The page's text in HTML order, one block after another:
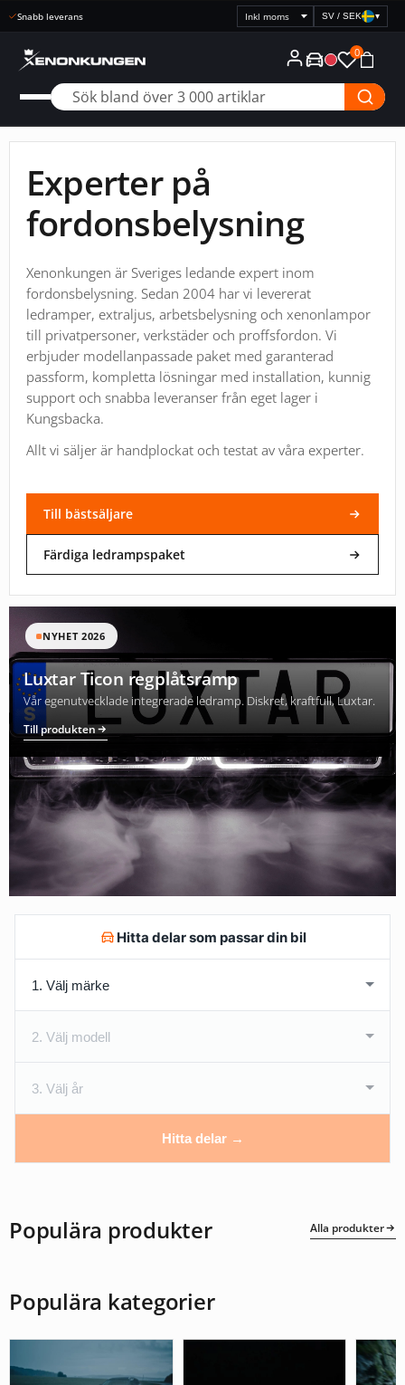
Snabb leverans
Välj
prisvisning
SV / SEK ▾
0
Experter på
fordonsbelysning
Xenonkungen är Sveriges ledande expert inom
fordonsbelysning. Sedan 2004 har vi levererat
ledramper, extraljus, arbetsbelysning och xenonlampor
till privatpersoner, verkstäder och proffsfordon. Vi
erbjuder modellanpassade paket med garanterad
passform, kompletta lösningar med installation, kunnig
support och snabba leveranser från eget lager i
Kungsbacka.
Allt vi säljer är handplockat och testat av våra experter.
Till bästsäljare
Färdiga ledrampspaket
NYHET 2026
Luxtar Ticon regplåtsramp
Vår egenutvecklade integrerade ledramp. Diskret, kraftfull, Luxtar.
Till produkten
Hitta delar som passar din bil
Hitta delar →
Populära produkter Alla produkter
Populära kategorier